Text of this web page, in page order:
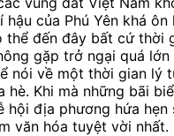
hậu của Phú Yên khá ôn
thể đến đây bất cứ thời
gặp trở ngại quá
nói về một thời gian lý
hè. Khi mà những bãi
hội địa phương hứa hẹn
văn hóa tuyệt vời nhất.